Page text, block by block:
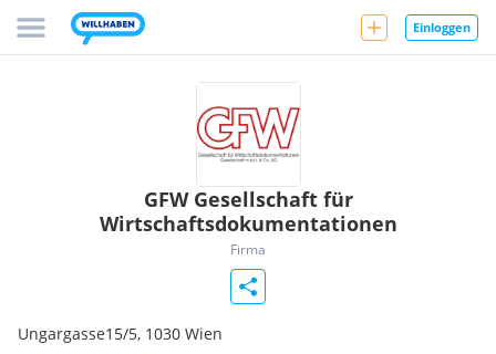
Einloggen
GFW Gesellschaft für
Wirtschaftsdokumentationen
Firma
Ungargasse15/5, 1030 Wien